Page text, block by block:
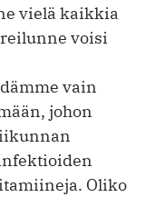
vielä kaikkia
voisi
vain
johon
Oliko